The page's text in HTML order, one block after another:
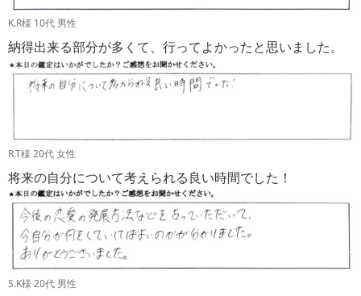
K.R様 10代 男性
納得出来る部分が多くて、行ってよかったと思いました。
R.T様 20代 女性
将来の自分について考えられる良い時間でした！
S.K様 20代 男性